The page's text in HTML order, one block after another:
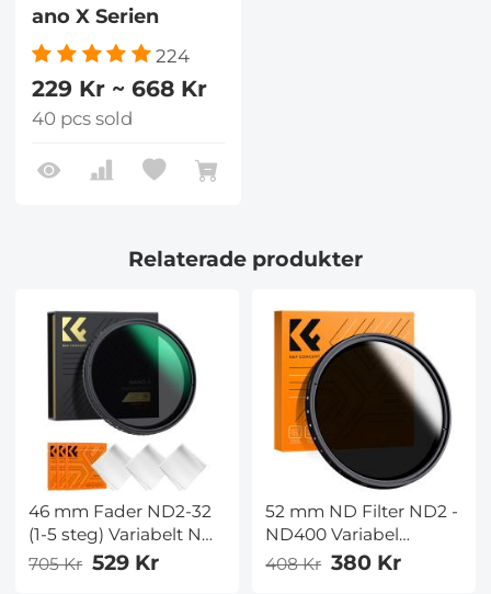
ano X Serien
224
229 Kr ~ 668 Kr
40 pcs sold
Relaterade produkter
46 mm Fader ND2-32
(1-5 steg) Variabelt ND-
filter
705 Kr 529 Kr
52 mm ND Filter ND2 -
ND400 Variabel
+Rengöringsduk (1-9
408 Kr 380 Kr